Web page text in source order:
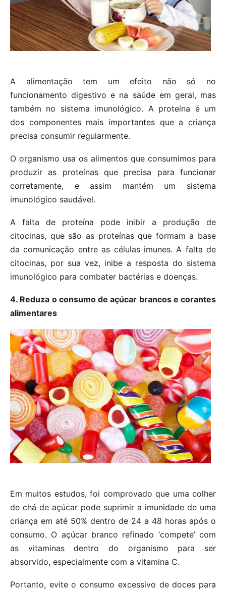
A alimentação tem um efeito não só no
funcionamento digestivo e na saúde em geral, mas
também no sistema imunológico. A proteína é um
dos componentes mais importantes que a criança
precisa consumir regularmente.
O organismo usa os alimentos que consumimos para
produzir as proteínas que precisa para funcionar
corretamente, e assim mantém um sistema
imunológico saudável.
A falta de proteína pode inibir a produção de
citocinas, que são as proteínas que formam a base
da comunicação entre as células imunes. A falta de
citocinas, por sua vez, inibe a resposta do sistema
imunológico para combater bactérias e doenças.
4. Reduza o consumo de açúcar brancos e corantes
alimentares
Em muitos estudos, foi comprovado que uma colher
de chá de açúcar pode suprimir a imunidade de uma
criança em até 50% dentro de 24 a 48 horas após o
consumo. O açúcar branco refinado ‘compete’ com
as vitaminas dentro do organismo para ser
absorvido, especialmente com a vitamina C.
Portanto, evite o consumo excessivo de doces para